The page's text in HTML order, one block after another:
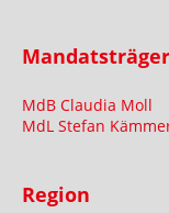
Mandatsträger
MdB Claudia Moll
MdL Stefan
Region